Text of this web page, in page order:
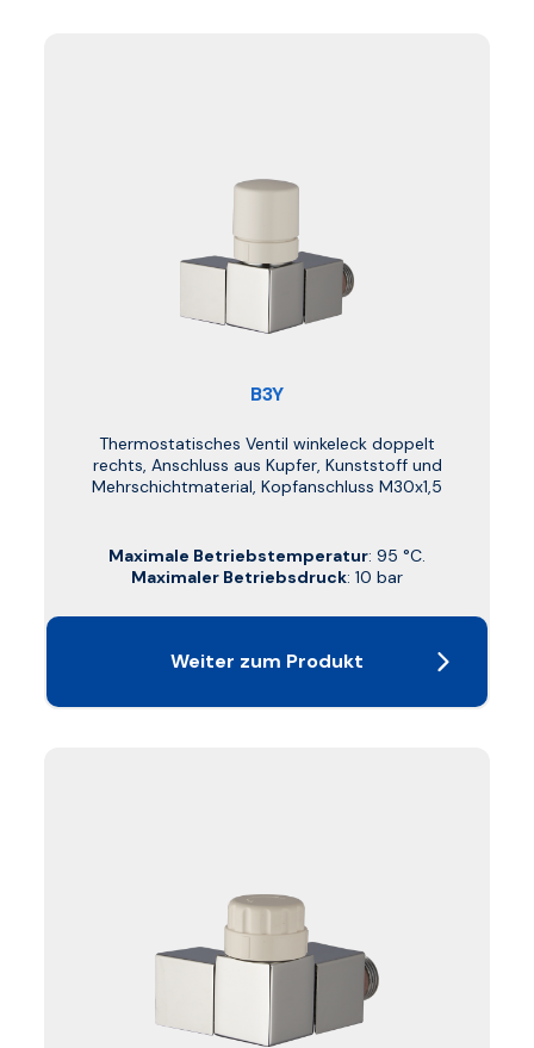
B3Y
Thermostatisches Ventil winkeleck doppelt
rechts, Anschluss aus Kupfer, Kunststoff und
Mehrschichtmaterial, Kopfanschluss M30x1,5
Maximale Betriebstemperatur: 95 °C.
Maximaler Betriebsdruck: 10 bar
Weiter zum Produkt